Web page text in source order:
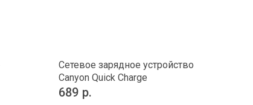
Сетевое зарядное устройство
Canyon Quick Charge
689 р.